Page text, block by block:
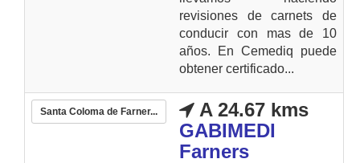
revisiones de carnets de
conducir con mas de 10
años. En Cemediq puede
obtener certificado...
Santa Coloma de Farner...
A 24.67 kms
GABIMEDI
Farners